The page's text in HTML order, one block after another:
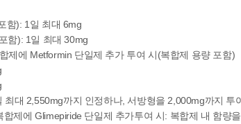
함): 1일 최대 6mg
함): 1일 최대 30mg
제에 Metformin 단일제 추가 투여 시(복합제 용량 포함)
대 2,550mg까지 인정하나, 서방형을 2,000mg까지 투
제에 Glimepiride 단일제 추가투여 시: 복합제 내 함량